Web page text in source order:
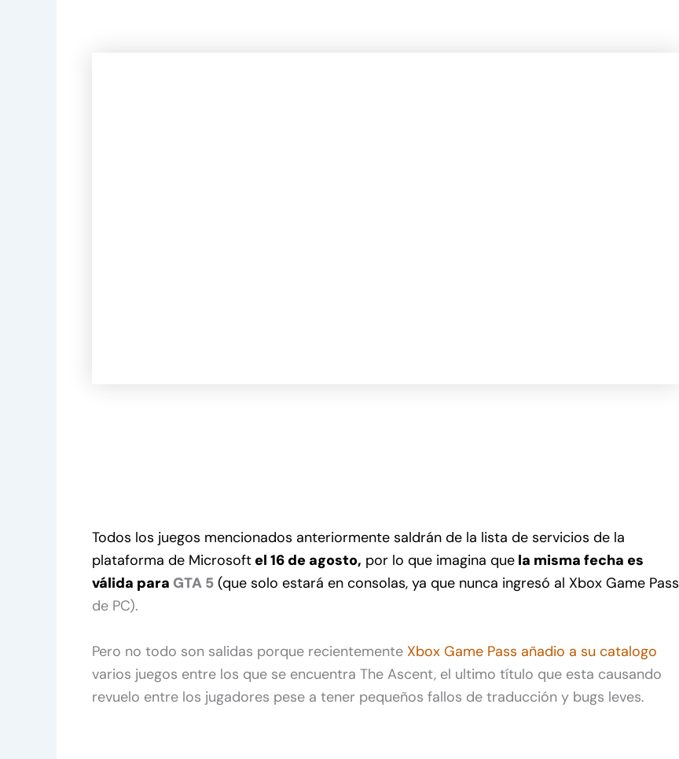
Todos los juegos mencionados anteriormente saldrán de la lista de servicios de la
plataforma de Microsoft el 16 de agosto, por lo que imagina que la misma fecha es
válida para GTA 5 (que solo estará en consolas, ya que nunca ingresó al Xbox Game Pass
de PC).
Pero no todo son salidas porque recientemente Xbox Game Pass añadio a su catalogo
varios juegos entre los que se encuentra The Ascent, el ultimo título que esta causando
revuelo entre los jugadores pese a tener pequeños fallos de traducción y bugs leves.